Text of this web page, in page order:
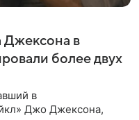
Джексона в
более двух
в
Джо Джексона,